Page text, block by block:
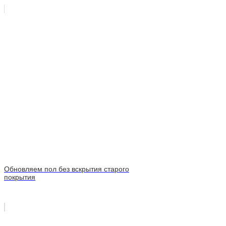
Обновляем пол без вскрытия старого
покрытия